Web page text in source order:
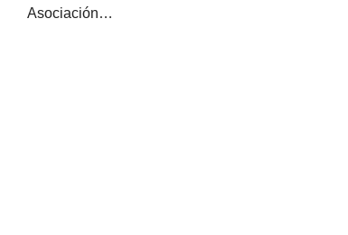
Asociación…